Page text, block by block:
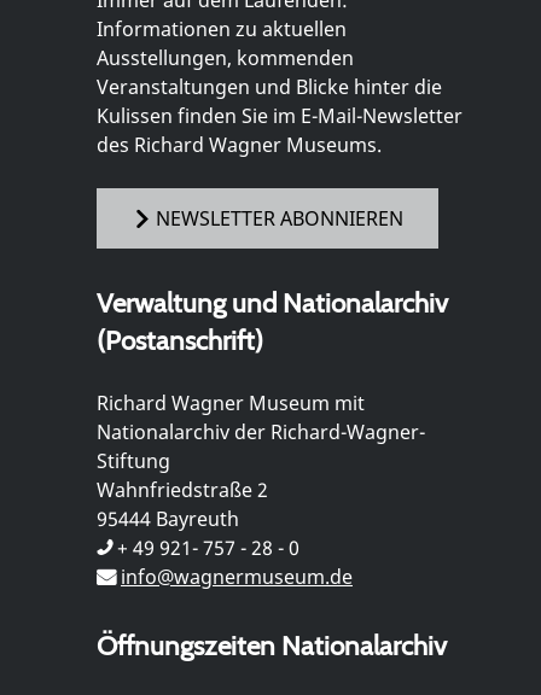
Informationen zu aktuellen
Ausstellungen, kommenden
Veranstaltungen und Blicke hinter die
Kulissen finden Sie im E-Mail-Newsletter
des Richard Wagner Museums.
NEWSLETTER ABONNIEREN
Verwaltung und Nationalarchiv
(Postanschrift)
Richard Wagner Museum mit
Nationalarchiv der Richard-Wagner-
Stiftung
Wahnfriedstraße 2
95444 Bayreuth
+ 49 921- 757 - 28 - 0
info@wagnermuseum.de
Öffnungszeiten Nationalarchiv